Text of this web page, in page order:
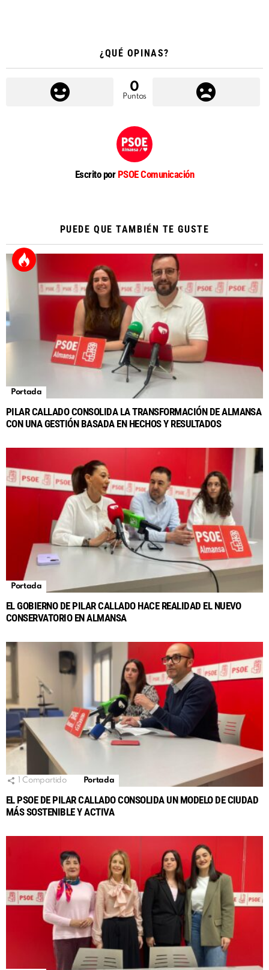
¿QUÉ OPINAS?
0
Puntos
Escrito por PSOE Comunicación
PUEDE QUE TAMBIÉN TE GUSTE
Portada
PILAR CALLADO CONSOLIDA LA TRANSFORMACIÓN DE ALMANSA
CON UNA GESTIÓN BASADA EN HECHOS Y RESULTADOS
Portada
EL GOBIERNO DE PILAR CALLADO HACE REALIDAD EL NUEVO
CONSERVATORIO EN ALMANSA
Compartido Portada
EL PSOE DE PILAR CALLADO CONSOLIDA UN MODELO DE CIUDAD
MÁS SOSTENIBLE Y ACTIVA